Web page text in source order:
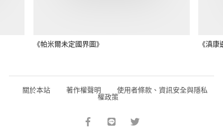
《帕米爾未定國界圖》 《滇
關於本站 著作權聲明 使用者條款、資訊安全與隱私
權政策